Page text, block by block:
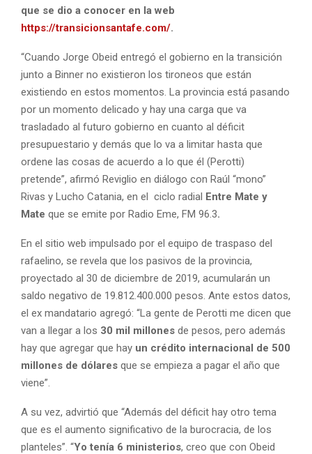
que se dio a conocer en la web
https://transicionsantafe.com/.
“Cuando Jorge Obeid entregó el gobierno en la transición
junto a Binner no existieron los tironeos que están
existiendo en estos momentos. La provincia está pasando
por un momento delicado y hay una carga que va
trasladado al futuro gobierno en cuanto al déficit
presupuestario y demás que lo va a limitar hasta que
ordene las cosas de acuerdo a lo que él (Perotti)
pretende”, afirmó Reviglio en diálogo con Raúl “mono”
Rivas y Lucho Catania, en el ciclo radial Entre Mate y
Mate que se emite por Radio Eme, FM 96.3.
En el sitio web impulsado por el equipo de traspaso del
rafaelino, se revela que los pasivos de la provincia,
proyectado al 30 de diciembre de 2019, acumularán un
saldo negativo de 19.812.400.000 pesos. Ante estos datos,
el ex mandatario agregó: “La gente de Perotti me dicen que
van a llegar a los 30 mil millones de pesos, pero además
hay que agregar que hay un crédito internacional de 500
millones de dólares que se empieza a pagar el año que
viene”.
A su vez, advirtió que “Además del déficit hay otro tema
que es el aumento significativo de la burocracia, de los
planteles”. “Yo tenía 6 ministerios, creo que con Obeid